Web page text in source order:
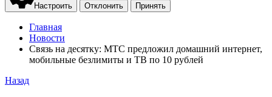
Настроить Отклонить Принять
Главная
Новости
Связь на десятку: МТС предложил домашний интернет,
мобильные безлимиты и ТВ по 10 рублей
Назад